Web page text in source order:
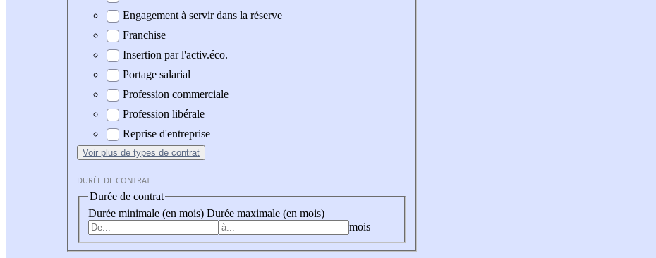
Engagement à servir dans la réserve
Franchise
Insertion par l'activ.éco.
Portage salarial
Profession commerciale
Profession libérale
Reprise d'entreprise
Voir plus de types de contrat
DURÉE DE CONTRAT
Durée de contrat
Durée minimale (en mois) Durée maximale (en mois)
mois